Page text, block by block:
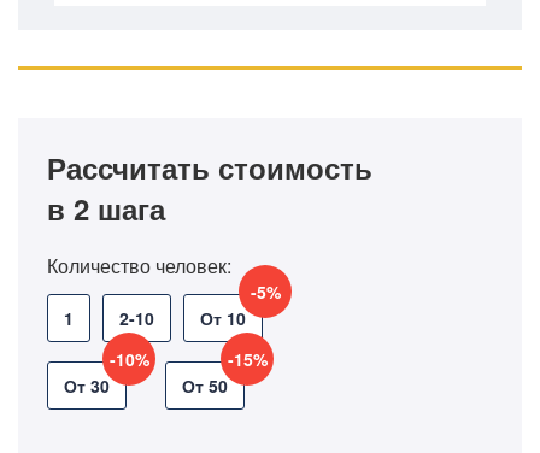
Рассчитать стоимость
в 2 шага
Количество человек:
1 2-10 От 10
-5%
От 30
-10%
От 50
-15%